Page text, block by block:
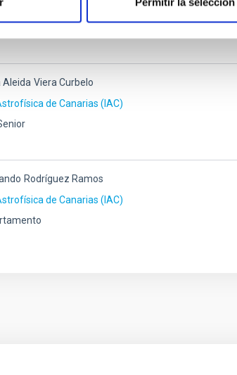
Aleida Viera Curbelo
de Canarias (IAC)
Rodríguez Ramos
de Canarias (IAC)